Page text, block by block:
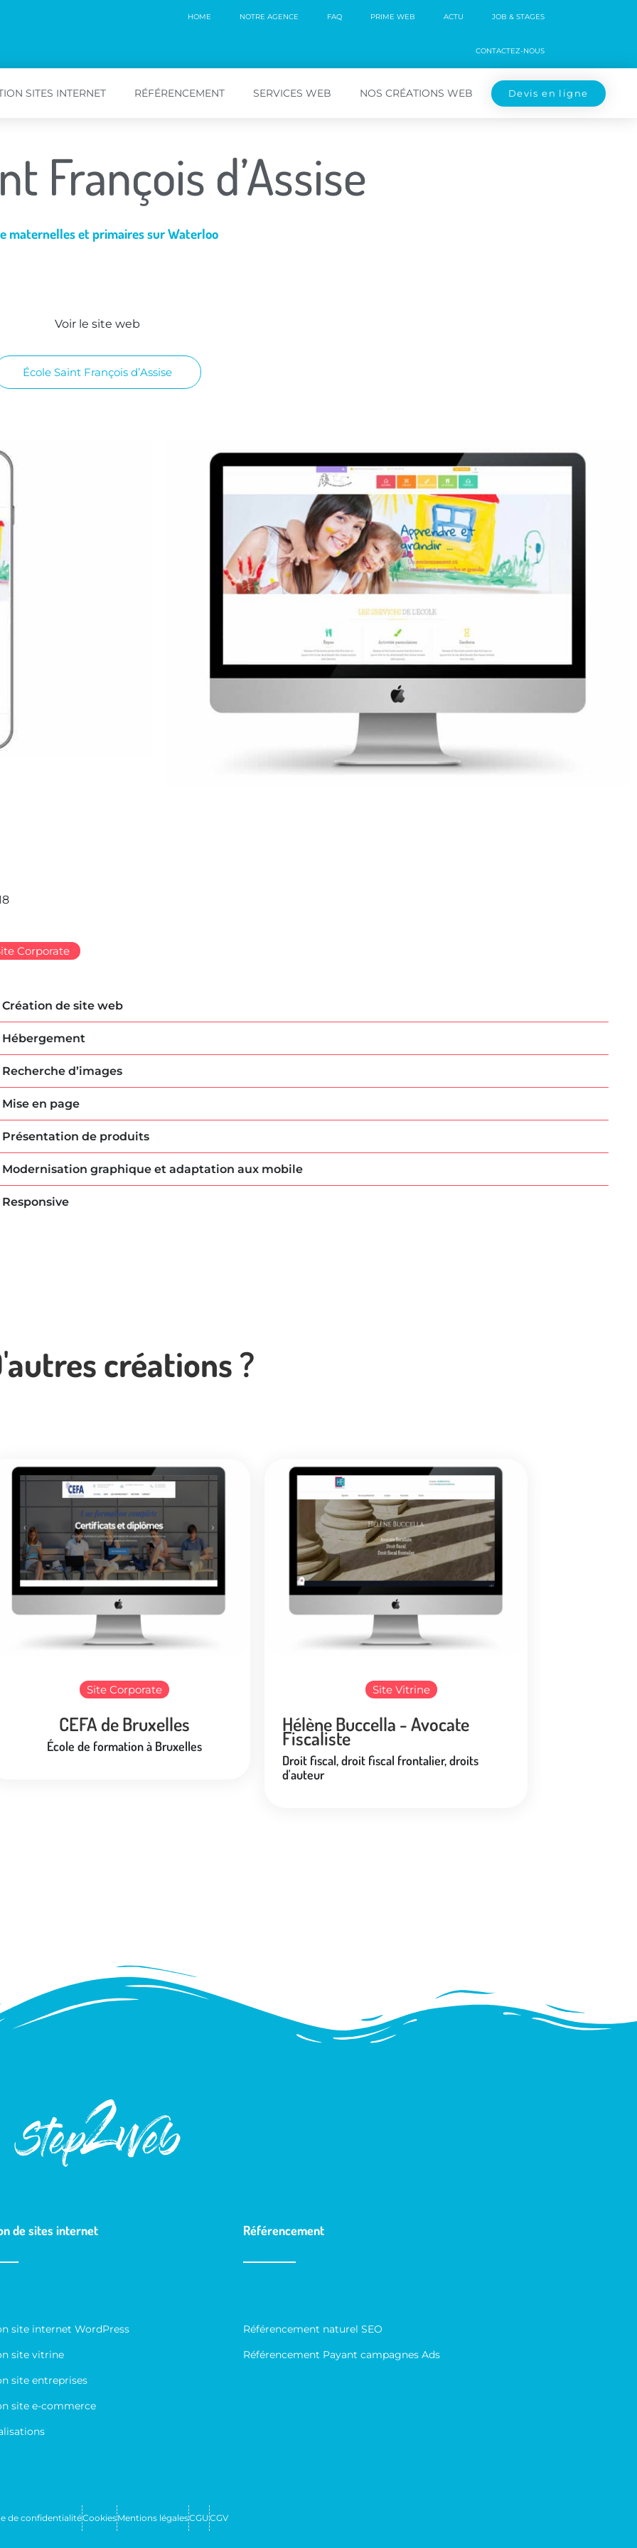
HOME NOTRE AGENCE FAQ PRIME WEB ACTU JOB & STAGES
CONTACTEZ-NOUS
SITES INTERNET RÉFÉRENCEMENT SERVICES WEB NOS CRÉATIONS WEB Devis en ligne
François d’Assise
maternelles et primaires sur Waterloo
Voir le site web
École Saint François d’Assise
Corporate
Création de site web
Hébergement
Recherche d’images
Mise en page
Présentation de produits
Modernisation graphique et adaptation aux mobile
Responsive
créations ?
Site Corporate
CEFA de Bruxelles
École de formation à Bruxelles
Site Vitrine
Hélène Buccella - Avocate
Fiscaliste
Droit fiscal, droit fiscal frontalier, droits
d'auteur
de sites internet
site internet WordPress
site vitrine
site entreprises
site e-commerce
Référencement
Référencement naturel SEO
Référencement Payant campagnes Ads
de confidentialitéCookiesMentions légalesCGUCGV